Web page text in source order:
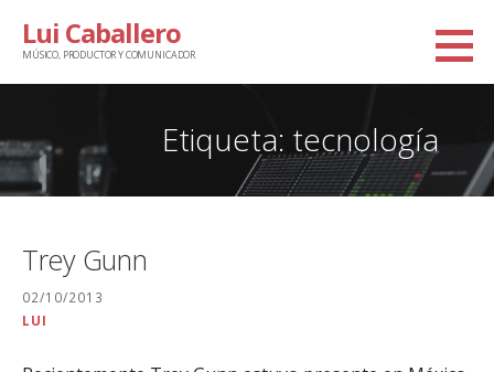
Lui Caballero
MÚSICO, PRODUCTOR Y COMUNICADOR
Etiqueta: tecnología
Trey Gunn
02/10/2013
LUI